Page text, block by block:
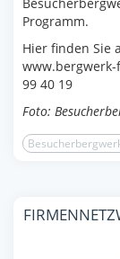
Programm.
Hier finden Sie
www.bergwerk-
99 40 19
Foto: